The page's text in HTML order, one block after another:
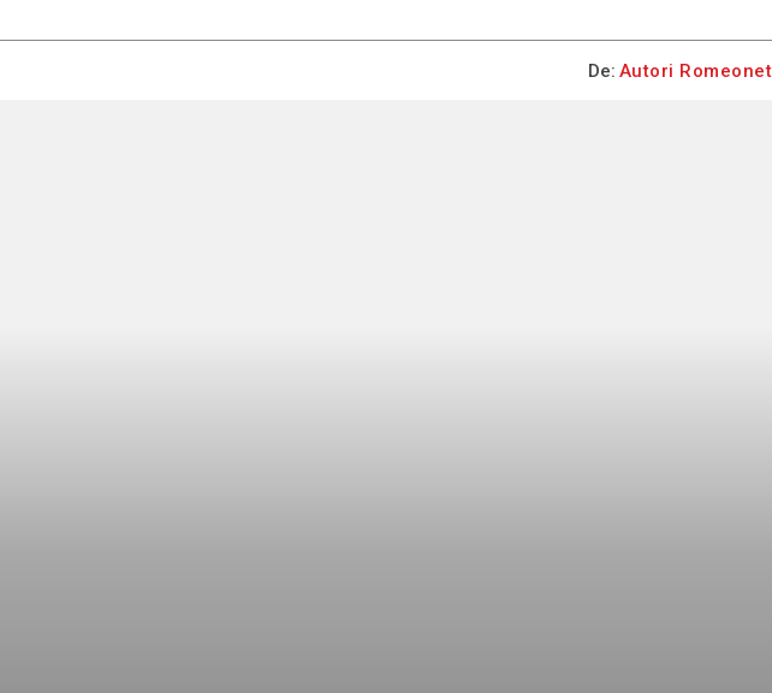
De: Autori